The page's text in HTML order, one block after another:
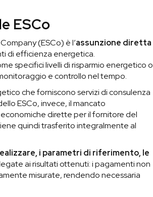
ESCo
(ESCo) è l’assunzione diretta
di efficienza energetica.
specifici livelli di risparmio energetico o
e controllo nel tempo.
che forniscono servizi di consulenza
ESCo, invece, il mancato
dirette per il fornitore del
quindi trasferito integralmente al
i parametri di riferimento, le
ai risultati ottenuti: i pagamenti non
misurate, rendendo necessaria